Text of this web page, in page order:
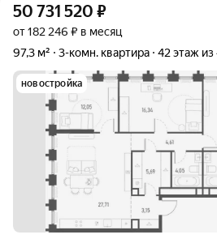
50 731 520 ₽
от 182 246 ₽ в месяц
97,3 м²
3-комн. квартира 42 этаж из
новостройка